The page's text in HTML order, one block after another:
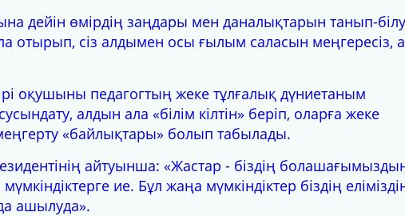
дейін өмірдің заңдары мен даналықтарын танып-білу
отырып, сіз алдымен осы ғылым саласын меңгересіз,
оқушыны педагогтың жеке тұлғалық дүниетаным
алдын ала «білім кілтін» беріп, оларға жеке
«байлықтары» болып табылады.
айтуынша: «Жастар - біздің
ие. Бұл жаңа мүмкіндіктер біздің
ашылуда».